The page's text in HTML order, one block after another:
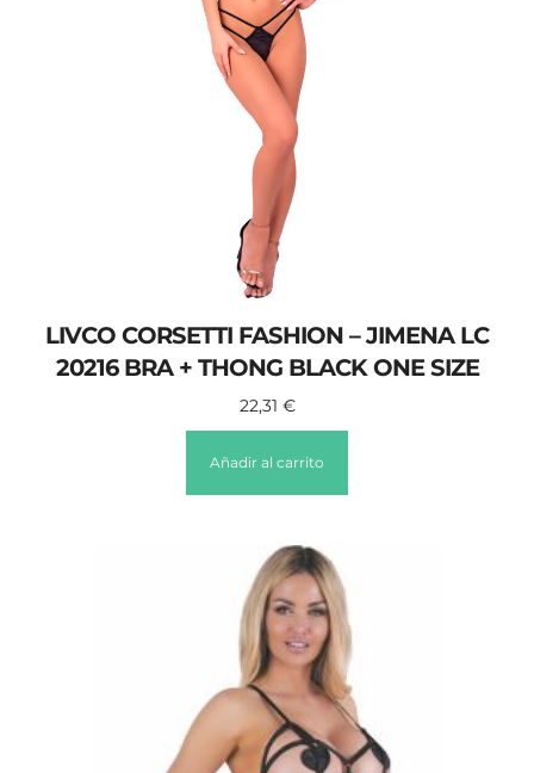
LIVCO CORSETTI FASHION – JIMENA LC
20216 BRA + THONG BLACK ONE SIZE
22,31 €
Añadir al carrito